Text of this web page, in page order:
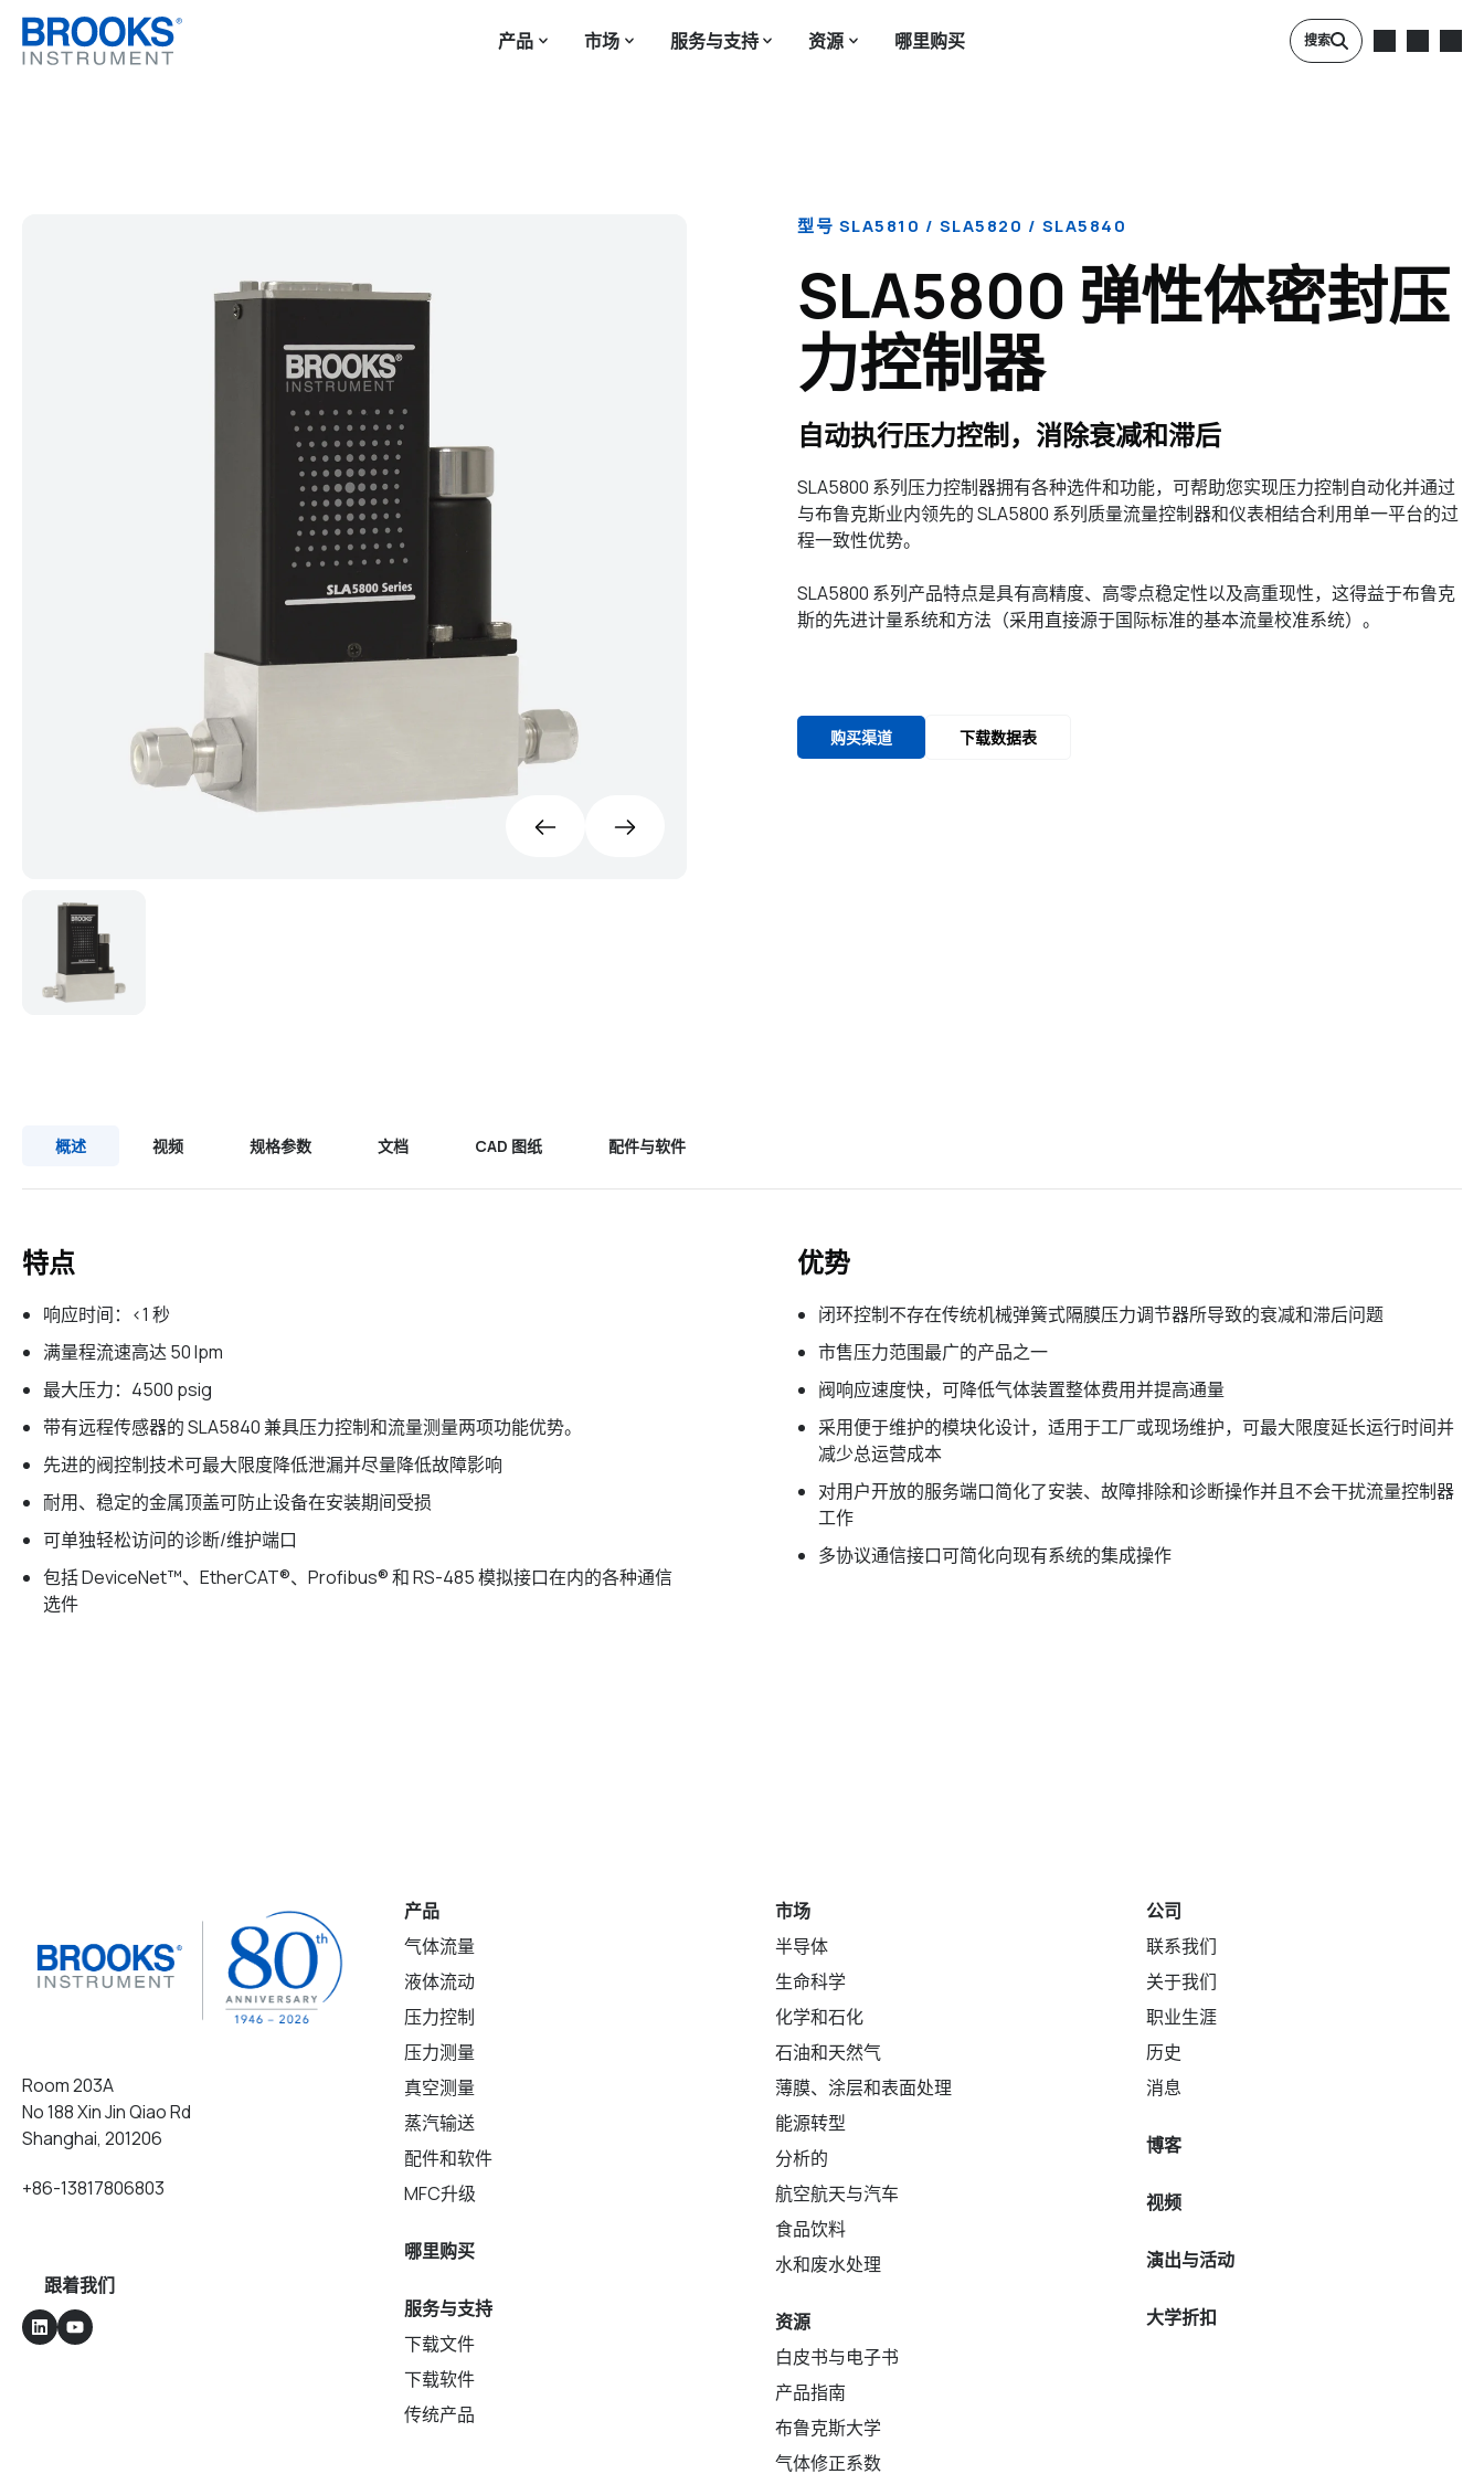
产品 市场 服务与支持 资源 哪里购买 搜索
型号 SLA5810 / SLA5820 / SLA5840
SLA5800 弹性体密封压
力控制器
自动执行压力控制，消除衰减和滞后
SLA5800 系列压力控制器拥有各种选件和功能，可帮助您实现压力控制自动化并通过
与布鲁克斯业内领先的 SLA5800 系列质量流量控制器和仪表相结合利用单一平台的过
程一致性优势。
SLA5800 系列产品特点是具有高精度、高零点稳定性以及高重现性，这得益于布鲁克
斯的先进计量系统和方法（采用直接源于国际标准的基本流量校准系统）。
购买渠道 下载数据表
概述 视频 规格参数 文档 CAD 图纸 配件与软件
特点
响应时间：<1 秒
满量程流速高达 50 lpm
最大压力：4500 psig
带有远程传感器的 SLA5840 兼具压力控制和流量测量两项功能优势。
先进的阀控制技术可最大限度降低泄漏并尽量降低故障影响
耐用、稳定的金属顶盖可防止设备在安装期间受损
可单独轻松访问的诊断/维护端口
包括 DeviceNet™、EtherCAT®、Profibus® 和 RS-485 模拟接口在内的各种通信
选件
优势
闭环控制不存在传统机械弹簧式隔膜压力调节器所导致的衰减和滞后问题
市售压力范围最广的产品之一
阀响应速度快，可降低气体装置整体费用并提高通量
采用便于维护的模块化设计，适用于工厂或现场维护，可最大限度延长运行时间并
减少总运营成本
对用户开放的服务端口简化了安装、故障排除和诊断操作并且不会干扰流量控制器
工作
多协议通信接口可简化向现有系统的集成操作
Room 203A
No 188 Xin Jin Qiao Rd
Shanghai, 201206
+86-13817806803
跟着我们
产品
气体流量
液体流动
压力控制
压力测量
真空测量
蒸汽输送
配件和软件
MFC升级
哪里购买
服务与支持
下载文件
下载软件
传统产品
市场
半导体
生命科学
化学和石化
石油和天然气
薄膜、涂层和表面处理
能源转型
分析的
航空航天与汽车
食品饮料
水和废水处理
资源
白皮书与电子书
产品指南
布鲁克斯大学
气体修正系数
公司
联系我们
关于我们
职业生涯
历史
消息
博客
视频
演出与活动
大学折扣